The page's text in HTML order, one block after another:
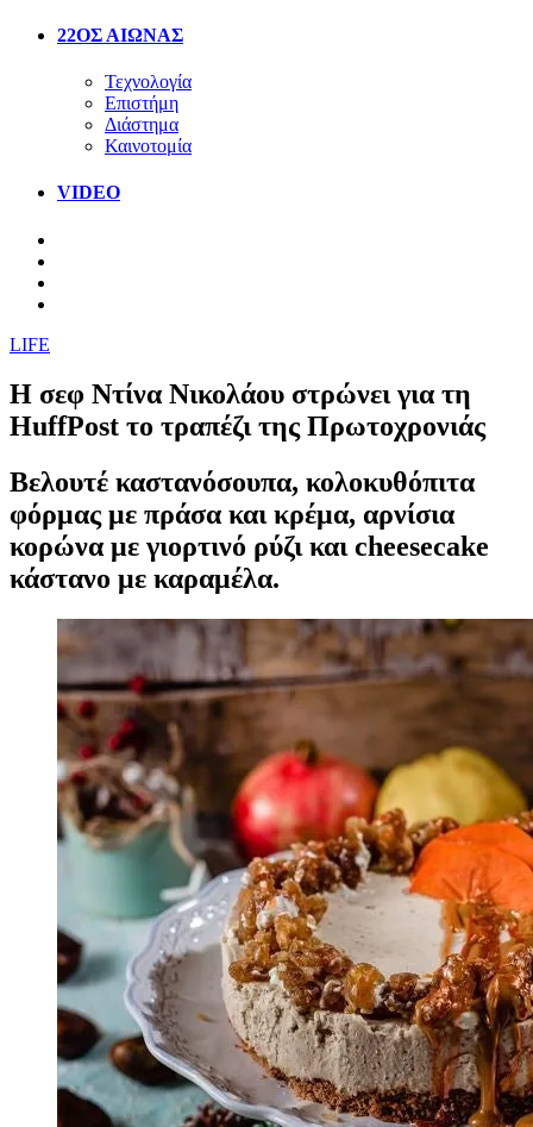
22ΟΣ ΑΙΩΝΑΣ
Τεχνολογία
Επιστήμη
Διάστημα
Καινοτομία
VIDEO
LIFE
H σεφ Ντίνα Νικολάου στρώνει για τη
HuffPost το τραπέζι της Πρωτοχρονιάς
Βελουτέ καστανόσουπα, κολοκυθόπιτα
φόρμας με πράσα και κρέμα, αρνίσια
κορώνα με γιορτινό ρύζι και cheesecake
κάστανο με καραμέλα.